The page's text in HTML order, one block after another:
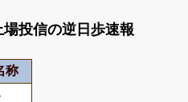
投信の逆日歩速報
称